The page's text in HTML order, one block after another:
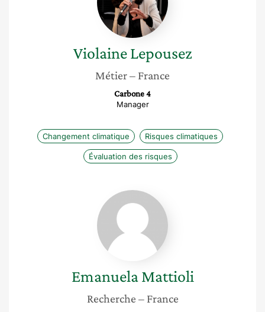
Violaine Lepousez
Métier– France
Carbone 4
Manager
Changement climatique Risques climatiques
Évaluation des risques
Emanuela
Mattioli
Emanuela Mattioli
Recherche – France